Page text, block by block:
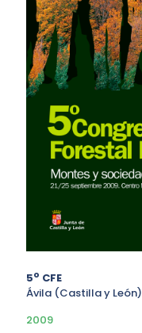
5o CFE
Ávila (Castilla y León)
2009